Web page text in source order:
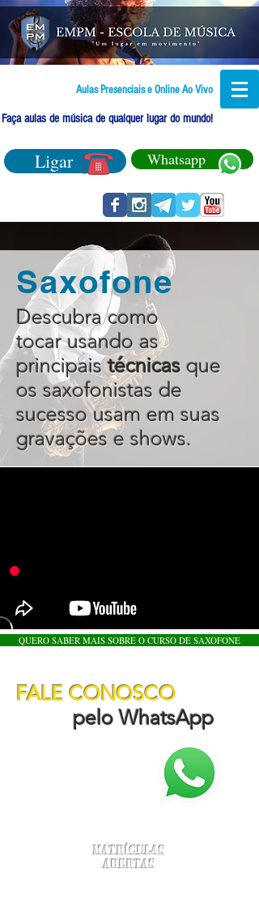
Aulas Presenciais e Online Ao Vivo
Faça aulas de música de qualquer lugar do mundo!
Ligar Whatsapp
Saxofone
Descubra como
tocar usando as
principaistécnicas que
os saxofonistas de
sucesso usam em suas
gravações e shows.
QUERO SABER MAIS SOBRE O CURSO DE SAXOFONE
FALE CONOSCO
pelo WhatsApp
Matrículas
Abertas